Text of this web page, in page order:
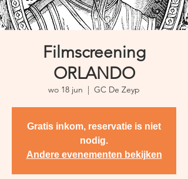
Filmscreening
ORLANDO
wo 18 jun
  |
GC De Zeyp
Gratis inkom, reservatie is niet
nodig.
Andere evenementen bekijken